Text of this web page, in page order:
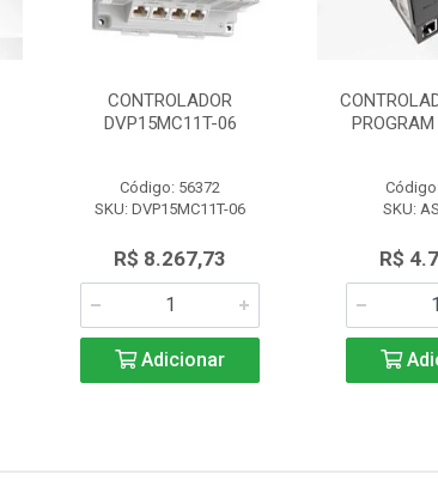
CONTROLADOR
DVP15MC11T-06
Código: 56372
SKU: DVP15MC11T-06
R$ 8.267,73
Adicionar
SKU:
R$